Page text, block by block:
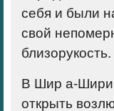
себя и были
свой
близорукость.
В Шир а-
открыть